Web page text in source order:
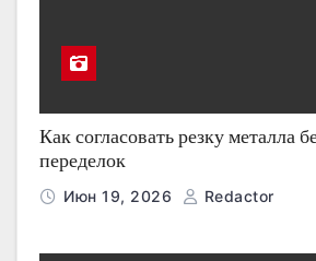
Как согласовать резку металла
переделок
Июн 19, 2026 Redactor